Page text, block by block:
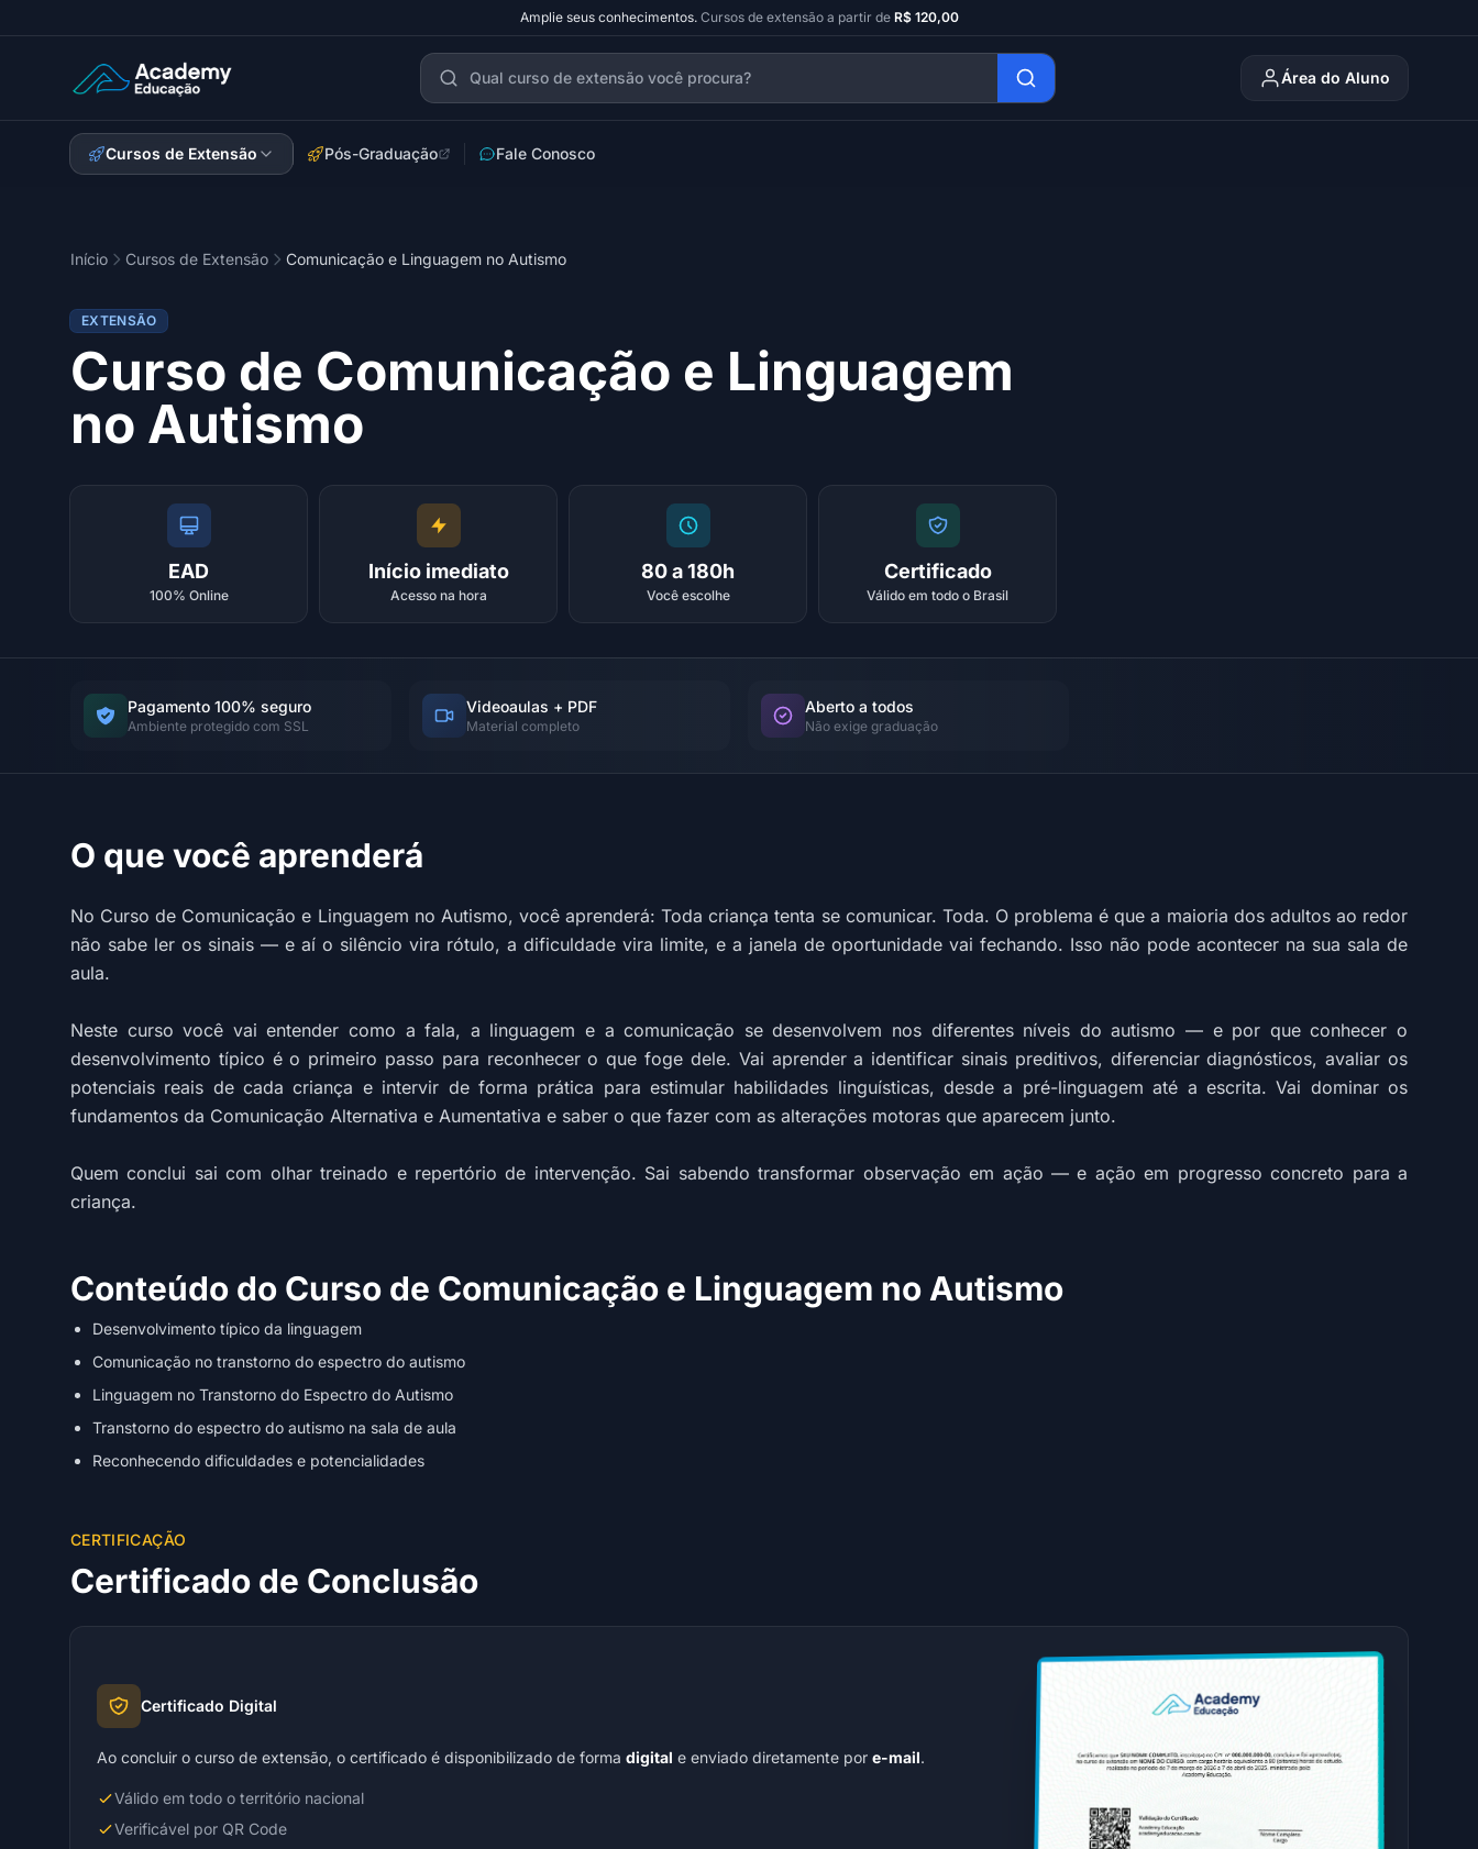
Amplie seus conhecimentos. Cursos de extensão a partir de R$ 120,00
Academy Extensão
Área do Aluno
Cursos de Extensão Pós-Graduação Fale Conosco
Início Cursos de Extensão Comunicação e Linguagem no Autismo
EXTENSÃO
Curso de Comunicação e Linguagem
no Autismo
EAD
100% Online
Início imediato
Acesso na hora
80 a 180h
Você escolhe
Certificado
Válido em todo o Brasil
Pagamento 100% seguro
Ambiente protegido com SSL
Videoaulas + PDF
Material completo
Aberto a todos
Não exige graduação
O que você aprenderá
No Curso de Comunicação e Linguagem no Autismo, você aprenderá: Toda criança tenta se comunicar. Toda. O problema é que a maioria dos adultos ao redor
não sabe ler os sinais — e aí o silêncio vira rótulo, a dificuldade vira limite, e a janela de oportunidade vai fechando. Isso não pode acontecer na sua sala de
aula.
Neste curso você vai entender como a fala, a linguagem e a comunicação se desenvolvem nos diferentes níveis do autismo — e por que conhecer o
desenvolvimento típico é o primeiro passo para reconhecer o que foge dele. Vai aprender a identificar sinais preditivos, diferenciar diagnósticos, avaliar os
potenciais reais de cada criança e intervir de forma prática para estimular habilidades linguísticas, desde a pré-linguagem até a escrita. Vai dominar os
fundamentos da Comunicação Alternativa e Aumentativa e saber o que fazer com as alterações motoras que aparecem junto.
Quem conclui sai com olhar treinado e repertório de intervenção. Sai sabendo transformar observação em ação — e ação em progresso concreto para a
criança.
Conteúdo do Curso de Comunicação e Linguagem no Autismo
Desenvolvimento típico da linguagem
Comunicação no transtorno do espectro do autismo
Linguagem no Transtorno do Espectro do Autismo
Transtorno do espectro do autismo na sala de aula
Reconhecendo dificuldades e potencialidades
CERTIFICAÇÃO
Certificado de Conclusão
Certificado Digital
Ao concluir o curso de extensão, o certificado é disponibilizado de forma digital e enviado diretamente por e-mail.
Válido em todo o território nacional
Verificável por QR Code